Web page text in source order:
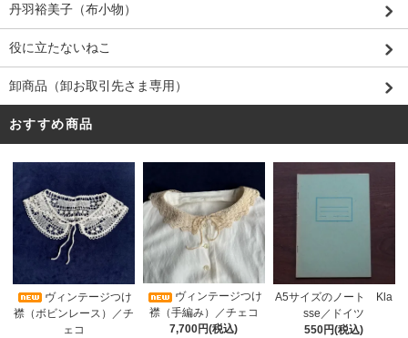
丹羽裕美子（布小物）
役に立たないねこ
卸商品（卸お取引先さま専用）
おすすめ商品
ヴィンテージつけ
襟（ボビンレース）／チ
ェコ
ヴィンテージつけ
襟（手編み）／チェコ
7,700円(税込)
A5サイズのノート Kla
sse／ドイツ
550円(税込)